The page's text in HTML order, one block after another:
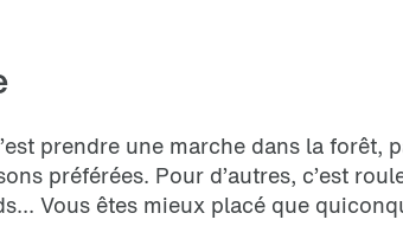
prendre une marche dans la forêt,
préférées. Pour d’autres, c’est
Vous êtes mieux placé que